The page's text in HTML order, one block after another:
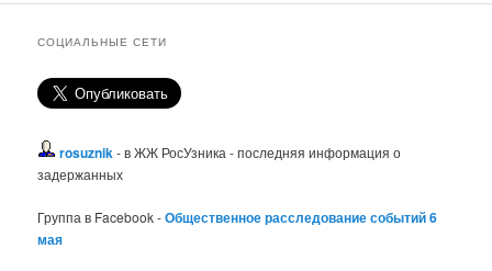
СОЦИАЛЬНЫЕ СЕТИ
rosuznik- в ЖЖ РосУзника - последняя информация о
задержанных
Группа в Facebook -Общественное расследование событий 6
мая